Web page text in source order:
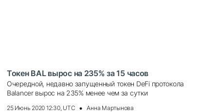
Токен BAL вырос на 235% за 15 часов
Очередной, недавно запущенный токен DeFi протокола
Balancer вырос на 235% менее чем за сутки
25 Июнь 2020 12:30, UTC Анна Мартынова